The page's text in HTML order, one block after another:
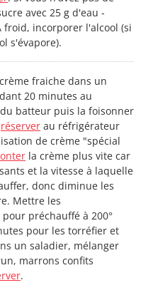
avec 25 g d'eau -
froid, incorporer l'alcool (si
s'évapore).
fraiche dans un
20 minutes au
batteur puis la foisonner
réserver au réfrigérateur
de crème "spécial
la crème plus vite car
et la vitesse à laquelle
donc diminue les
Mettre les
préchauffé à 200°
pour les torréfier et
un saladier, mélanger
marrons confits
.